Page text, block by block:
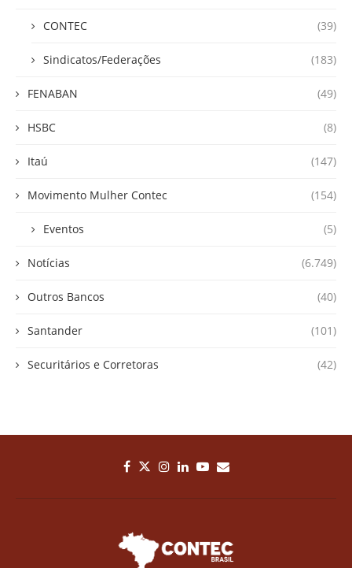
CONTEC (39)
Sindicatos/Federações (183)
FENABAN (49)
HSBC (8)
Itaú (147)
Movimento Mulher Contec (154)
Eventos (5)
Notícias (6.749)
Outros Bancos (40)
Santander (101)
Securitários e Corretoras (42)